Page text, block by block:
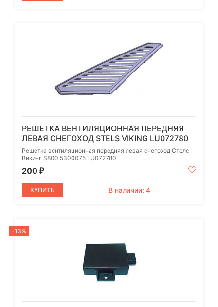
РЕШЕТКА ВЕНТИЛЯЦИОННАЯ ПЕРЕДНЯЯ
ЛЕВАЯ СНЕГОХОД STELS VIKING LU072780
Решетка вентиляционная передняя левая снегоход Стелс
Викинг S800 5300075 LU072780
200 ₽
КУПИТЬ В наличии: 4
-13%